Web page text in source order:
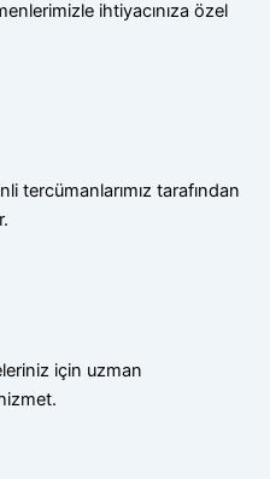
ihtiyacınıza özel
tercümanlarımız tarafından
için uzman